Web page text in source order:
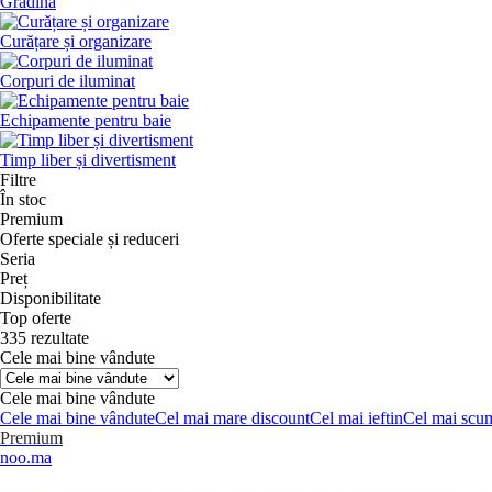
Curățare și organizare
Corpuri de iluminat
Echipamente pentru baie
Timp liber și divertisment
Filtre
În stoc
Premium
Oferte speciale și reduceri
Seria
Preț
Disponibilitate
Top oferte
335 rezultate
Cele mai bine vândute
Cele mai bine vândute
Cele mai bine vânduteCel mai mare discountCel mai ieftinCel mai
Premium
noo.ma